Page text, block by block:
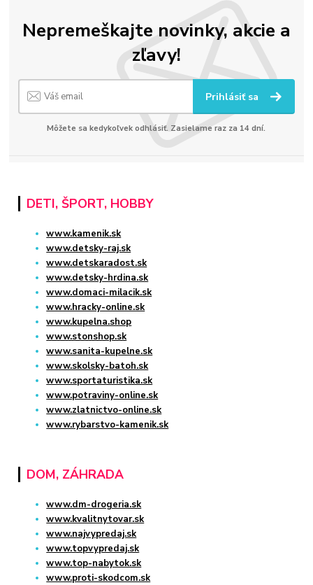
Nepremeškajte novinky, akcie a
zľavy!
Prihlásiť sa
Môžete sa kedykoľvek odhlásiť. Zasielame raz za 14 dní.
DETI, ŠPORT, HOBBY
www.kamenik.sk
www.detsky-raj.sk
www.detskaradost.sk
www.detsky-hrdina.sk
www.domaci-milacik.sk
www.hracky-online.sk
www.kupelna.shop
www.stonshop.sk
www.sanita-kupelne.sk
www.skolsky-batoh.sk
www.sportaturistika.sk
www.potraviny-online.sk
www.zlatnictvo-online.sk
www.rybarstvo-kamenik.sk
DOM, ZÁHRADA
www.dm-drogeria.sk
www.kvalitnytovar.sk
www.najvypredaj.sk
www.topvypredaj.sk
www.top-nabytok.sk
www.proti-skodcom.sk